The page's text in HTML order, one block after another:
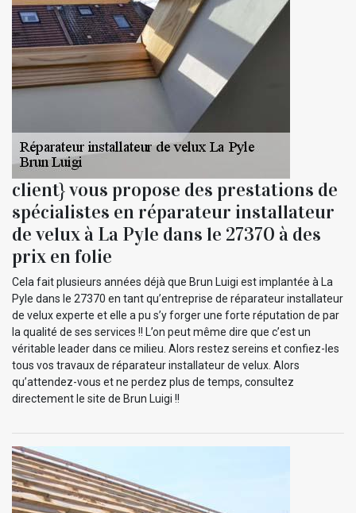
client} vous propose des prestations de
spécialistes en réparateur installateur
de velux à La Pyle dans le 27370 à des
prix en folie
Cela fait plusieurs années déjà que Brun Luigi est implantée à La
Pyle dans le 27370 en tant qu’entreprise de réparateur installateur
de velux experte et elle a pu s’y forger une forte réputation de par
la qualité de ses services !! L’on peut même dire que c’est un
véritable leader dans ce milieu. Alors restez sereins et confiez-les
tous vos travaux de réparateur installateur de velux. Alors
qu’attendez-vous et ne perdez plus de temps, consultez
directement le site de Brun Luigi !!